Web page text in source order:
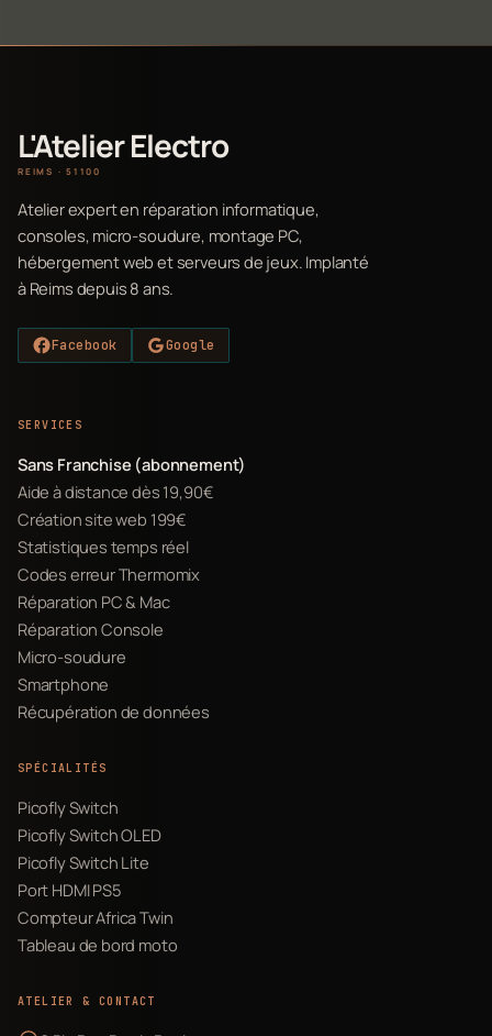
L'Atelier Electro
REIMS · 51100
Atelier expert en réparation informatique,
consoles, micro-soudure, montage PC,
hébergement web et serveurs de jeux. Implanté
à Reims depuis 8 ans.
Facebook Google
SERVICES
Sans Franchise (abonnement)
Aide à distance dès 19,90€
Création site web 199€
Statistiques temps réel
Codes erreur Thermomix
Réparation PC & Mac
Réparation Console
Micro-soudure
Smartphone
Récupération de données
SPÉCIALITÉS
Picofly Switch
Picofly Switch OLED
Picofly Switch Lite
Port HDMI PS5
Compteur Africa Twin
Tableau de bord moto
ATELIER & CONTACT